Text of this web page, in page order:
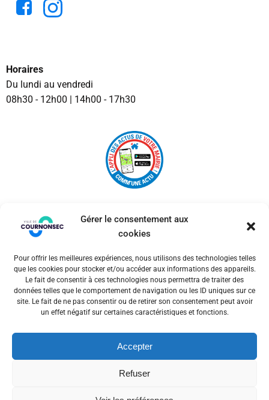
Gérer le consentement aux
cookies
Pour offrir les meilleures expériences, nous utilisons des technologies telles
que les cookies pour stocker et/ou accéder aux informations des appareils.
Le fait de consentir à ces technologies nous permettra de traiter des
données telles que le comportement de navigation ou les ID uniques sur ce
site. Le fait de ne pas consentir ou de retirer son consentement peut avoir
un effet négatif sur certaines caractéristiques et fonctions.
Accepter
Refuser
Horaires
Du lundi au vendredi
08h30 - 12h00 | 14h00 - 17h30
© 2026 Ville de Cournonsec. Un service proposé par
Comm'un Site
Mentions légales